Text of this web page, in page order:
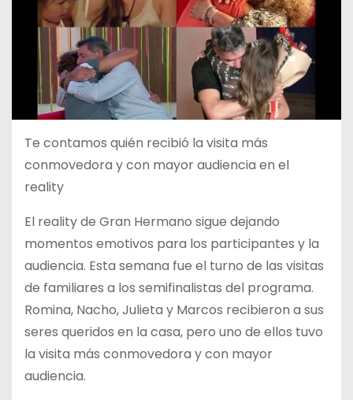
Te contamos quién recibió la visita más
conmovedora y con mayor audiencia en el
reality
El reality de Gran Hermano sigue dejando
momentos emotivos para los participantes y la
audiencia. Esta semana fue el turno de las visitas
de familiares a los semifinalistas del programa.
Romina, Nacho, Julieta y Marcos recibieron a sus
seres queridos en la casa, pero uno de ellos tuvo
la visita más conmovedora y con mayor
audiencia.